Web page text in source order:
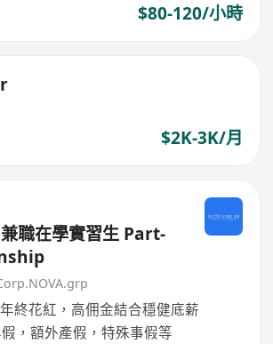
$80-120/小時
$2K-3K/月
職在學實習生 Part-
終花紅，高佣金結合穩健底薪
，額外產假，特殊事假等